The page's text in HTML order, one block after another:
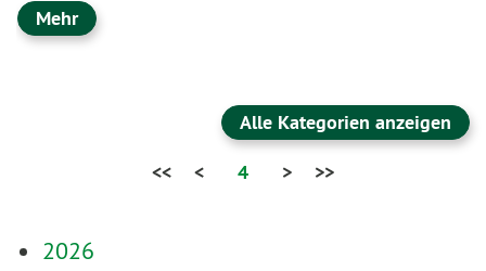
Mehr
Alle Kategorien anzeigen
<<
< 4 > >>
2026